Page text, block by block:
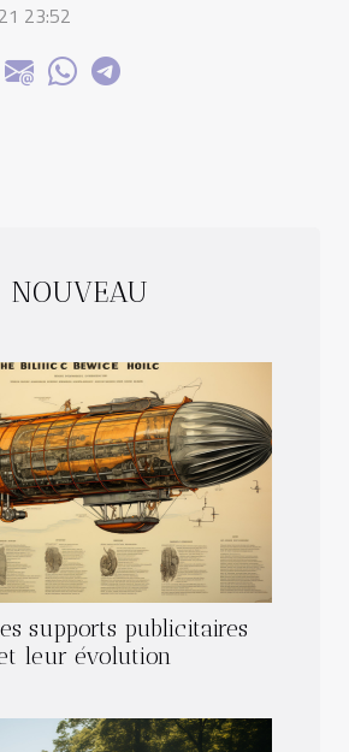
23:52
NOUVEAU
supports publicitaires
leur évolution